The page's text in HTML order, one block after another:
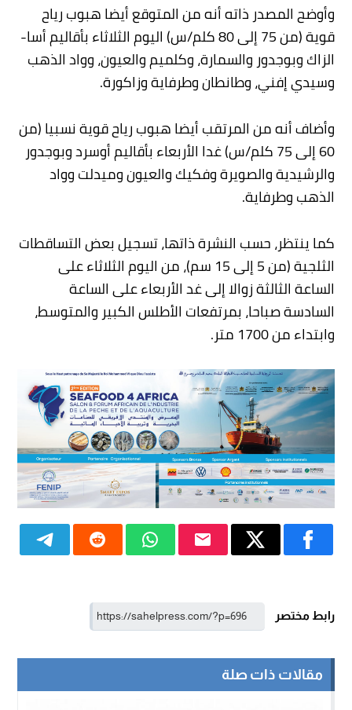
وأوضح المصدر ذاته أنه من المتوقع أيضا هبوب رياح
قوية (من 75 إلى 80 كلم/س) اليوم الثلاثاء بأقاليم أسا-
الزاك وبوجدور والسمارة، وكلميم والعيون، وواد الذهب
وسيدي إفني، وطانطان وطرفاية وزاكورة.
وأضاف أنه من المرتقب أيضا هبوب رياح قوية نسبيا (من
60 إلى 75 كلم/س) غدا الأربعاء بأقاليم أوسرد وبوجدور
والرشيدية والصويرة وفكيك والعيون وميدلت وواد
الذهب وطرفاية.
كما ينتظر، حسب النشرة ذاتها، تسجيل بعض التساقطات
الثلجية (من 5 إلى 15 سم)، من اليوم الثلاثاء على
الساعة الثالثة زوالا إلى غد الأربعاء على الساعة
السادسة صباحا، بمرتفعات الأطلس الكبير والمتوسط،
وابتداء من 1700 متر.
رابط مختصر
مقالات ذات صلة